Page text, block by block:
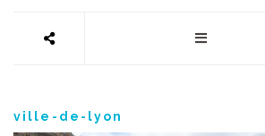
ville-de-lyon